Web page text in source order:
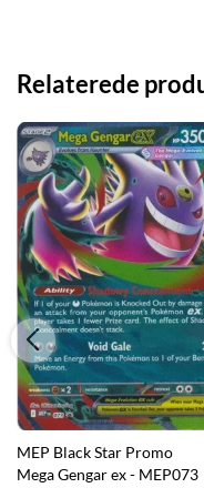
Relaterede
MEP Black Star Promo
Mega Gengar ex - MEP073